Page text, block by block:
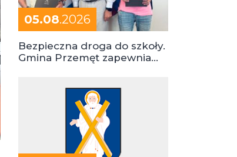
05.08.2026
Bezpieczna droga do szkoły.
Gmina Przemęt zapewnia